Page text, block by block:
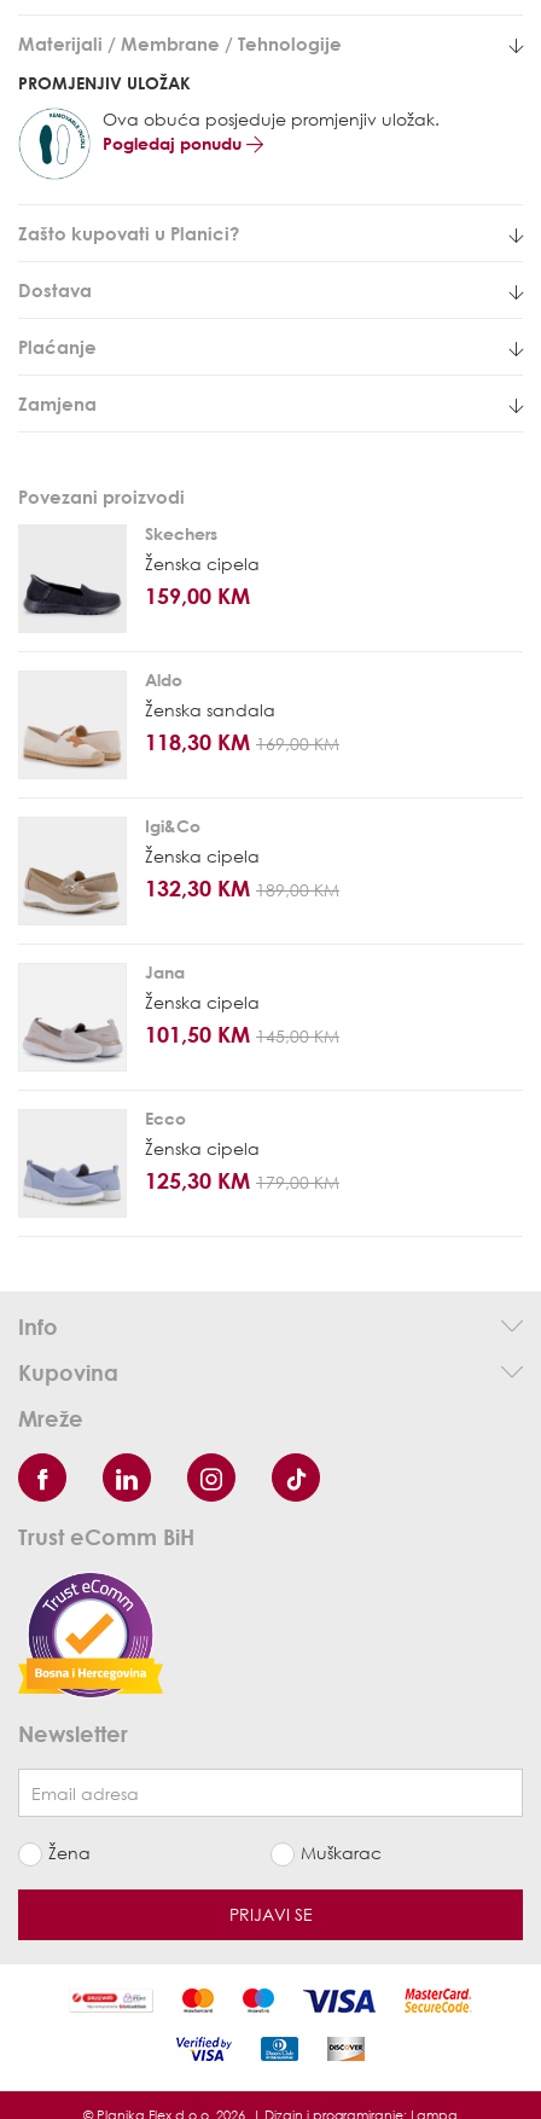
Materijali / Membrane / Tehnologije
PROMJENJIV ULOŽAK
Ova obuća posjeduje promjenjiv uložak.
Pogledaj ponudu
Zašto kupovati u Planici?
Dostava
Plaćanje
Zamjena
Povezani proizvodi
Skechers
Ženska cipela
159,00 KM
Aldo
Ženska sandala
118,30 KM 169,00 KM
Igi&Co
Ženska cipela
132,30 KM 189,00 KM
Jana
Ženska cipela
101,50 KM 145,00 KM
Ecco
Ženska cipela
125,30 KM 179,00 KM
Info
Kupovina
Mreže
Trust eComm BiH
Newsletter
Žena Muškarac
PRIJAVI SE
© Planika Flex d.o.o. 2026. | Dizajn i programiranje: Lampa